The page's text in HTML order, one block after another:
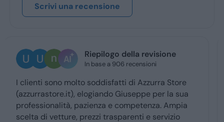
Scrivi una recensione
Ugo Brescia
3 giorni fa
Ottima esperienza con la vs concessionaria.
Giuseppe mi ha coccolato dal momenyo del
ritiro a quello della consegna . Grazie davvero